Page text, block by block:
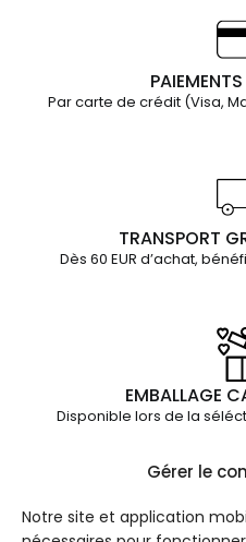
Gérer le
Notre site et application
Par carte de crédit (Visa,
TRANSPORT
Dès 60 EUR d’achat,
EMBALLAGE
Disponible lors de la
LES